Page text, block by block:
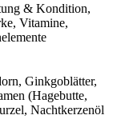
& Kondition,
Vitamine,
Ginkgoblätter,
(Hagebutte,
Nachtkerzenöl